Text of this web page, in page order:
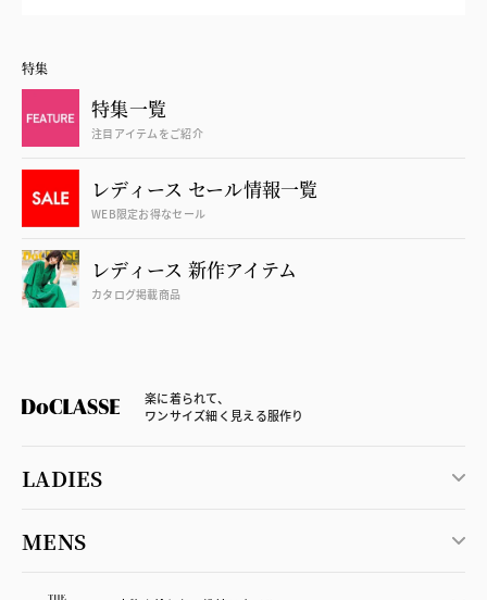
特集
特集一覧
注目アイテムをご紹介
レディース セール情報一覧
WEB限定お得なセール
レディース 新作アイテム
カタログ掲載商品
楽に着られて、
ワンサイズ細く見える服作り
LADIES
MENS